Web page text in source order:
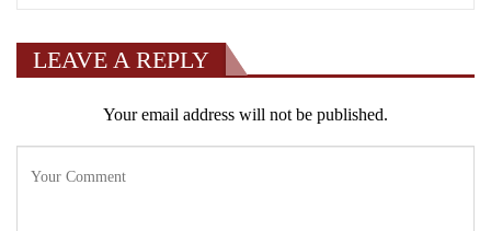
LEAVE A REPLY
Your email address will not be published.